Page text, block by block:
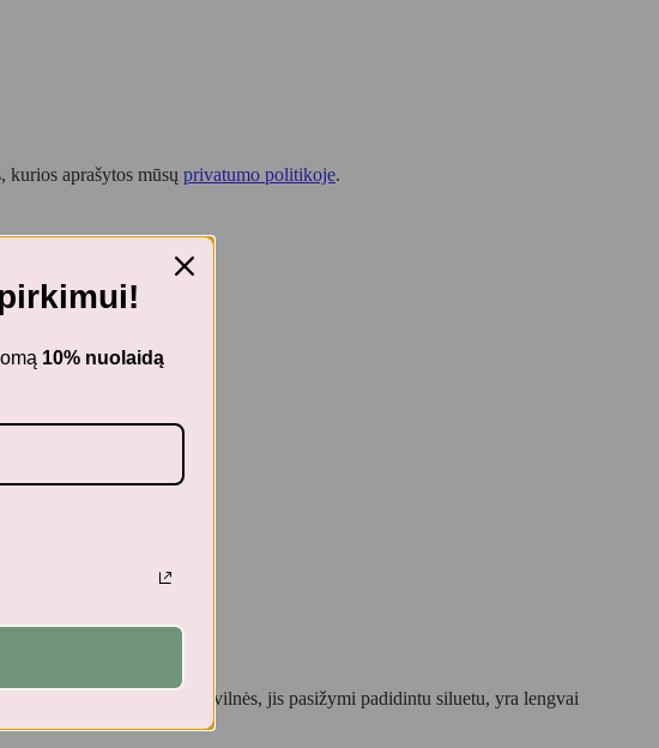
kurios aprašytos mūsų privatumo politikoje.
iš ekologiškos medvilnės, jis pasižymi padidintu siluetu, yra lengvai
10% nuolaidą